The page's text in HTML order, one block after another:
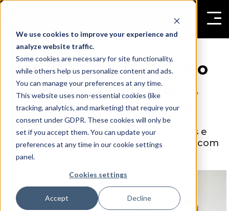
We use cookies to improve your experience and
analyze website traffic.
Some cookies are necessary for site functionality,
while others help us personalize content and ads.
You can manage your preferences at any time.
This website uses non-essential cookies (like
tracking, analytics, and marketing) that require your
consent under GDPR. These cookies will only be
set if you accept them. You can update your
preferences at any time in our cookie settings
panel.
Cookies settings
Accept Decline
Não Importa Se O Fluxo
É Grande Ou Pequeno,
Nós Contamos Todos!
Somos apaixonados por contar pessoas e
construir relacionamentos duradouros com
os clientes.